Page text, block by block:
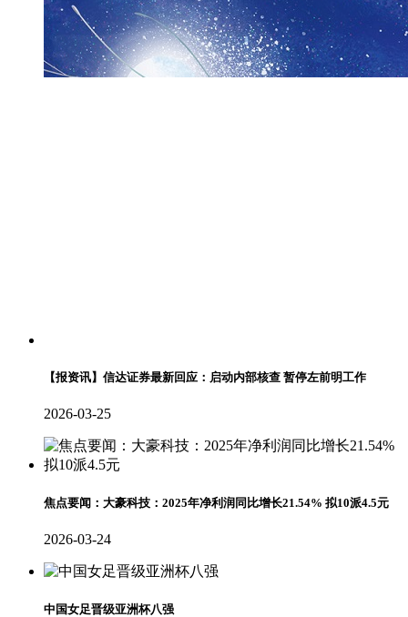
【报资讯】信达证券最新回应：启动内部核查 暂停左前明工作
2026-03-25
焦点要闻：大豪科技：2025年净利润同比增长21.54% 拟10派4.5元
2026-03-24
中国女足晋级亚洲杯八强